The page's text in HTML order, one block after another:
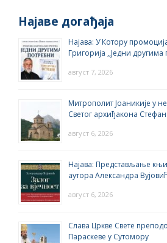
Најаве догађаја
Најава: У Котору
Григорија ,,Једни другима
август 7, 2026
Митрополит Јоаникије у
Светог архиђакона
август 6, 2026
Најава: Представљање
аутора Александра
август 6, 2026
Слава Цркве Свете
Параскеве у Сутомору